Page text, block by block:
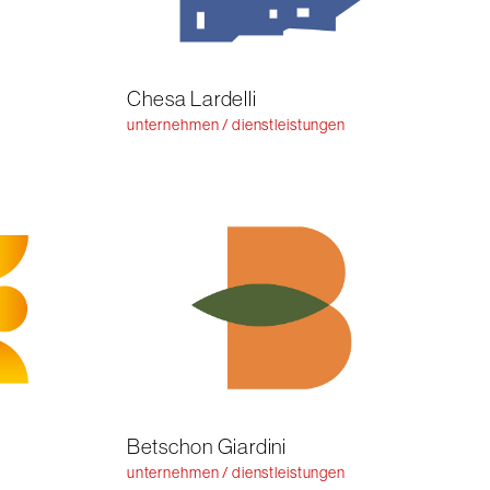
Chesa Lardelli
unternehmen / dienstleistungen
Betschon Giardini
unternehmen / dienstleistungen